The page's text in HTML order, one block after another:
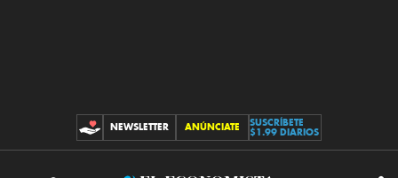
CONTRIBUCIONES
NEWSLETTER ANÚNCIATE
SUSCRÍBETE
$1.99 DIARIOS